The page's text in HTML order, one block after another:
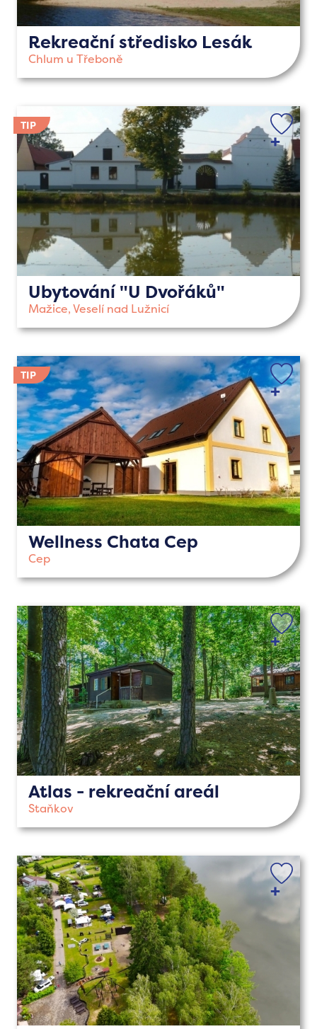
Rekreační středisko Lesák
Chlum u Třeboně
Ubytování "U Dvořáků"
Mažice, Veselí nad Lužnicí
Wellness Chata Cep
Cep
Atlas - rekreační areál
Staňkov